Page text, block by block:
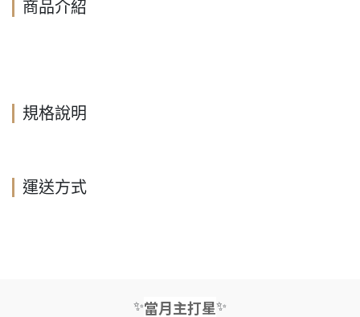
商品介紹
規格說明
運送方式
✨當月主打星✨